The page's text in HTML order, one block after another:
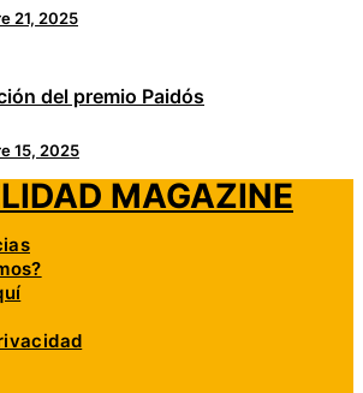
21, 2025
del premio Paidós
15, 2025
MAGAZINE